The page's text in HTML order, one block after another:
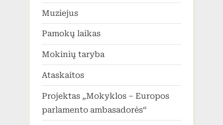
Muziejus
Pamokų laikas
Mokinių taryba
Ataskaitos
Projektas „Mokyklos – Europos
parlamento ambasadorės“